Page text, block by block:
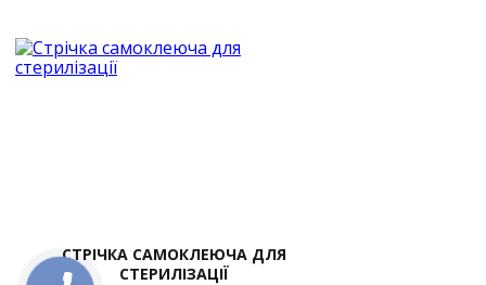
СТРІЧКА САМОКЛЕЮЧА ДЛЯ
СТЕРИЛІЗАЦІЇ